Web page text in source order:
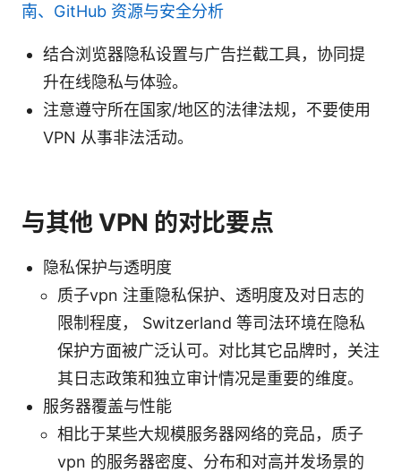
南、GitHub 资源与安全分析
结合浏览器隐私设置与广告拦截工具，协同提
升在线隐私与体验。
注意遵守所在国家/地区的法律法规，不要使用
VPN 从事非法活动。
与其他 VPN 的对比要点
隐私保护与透明度
质子vpn 注重隐私保护、透明度及对日志的
限制程度， Switzerland 等司法环境在隐私
保护方面被广泛认可。对比其它品牌时，关注
其日志政策和独立审计情况是重要的维度。
服务器覆盖与性能
相比于某些大规模服务器网络的竞品，质子
vpn 的服务器密度、分布和对高并发场景的